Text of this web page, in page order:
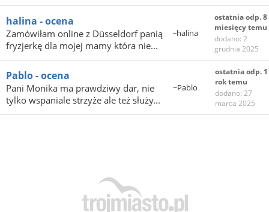
halina - ocena
Zamówiłam online z Düsseldorf panią
fryzjerkę dla mojej mamy która nie...
~halina
ostatnia odp. 8
miesięcy temu
dodano: 2
grudnia 2025
Pablo - ocena
Pani Monika ma prawdziwy dar, nie
tylko wspaniale strzyże ale też służy...
~Pablo
ostatnia odp. 1
rok temu
dodano: 27
marca 2025